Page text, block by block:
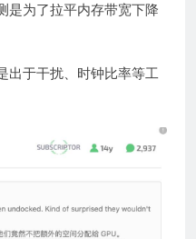
是为了拉平内存带宽下降
出于干扰、时钟比率等工